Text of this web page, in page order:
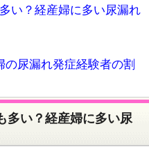
い？経産婦に多い尿漏れ
尿漏れ発症経験者の割
い？経産婦に多い尿